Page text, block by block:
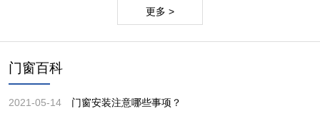
主创新元素和特殊工艺，特别是产品结构上的创新，突破性地解决了
铝合金门窗在生产、安装和使用上公认的技术难题，提升产品市场核
心竞争力。
更多 >
门窗百科
2021-05-14
门窗安装注意哪些事项？